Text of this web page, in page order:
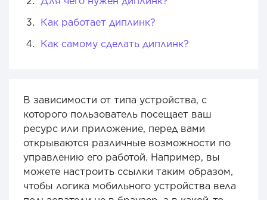
Как работает диплинк?
Как самому сделать диплинк?
В зависимости от типа устройства, с
которого пользователь посещает ваш
ресурс или приложение, перед вами
открываются различные возможности по
управлению его работой. Например, вы
можете настроить ссылки таким образом,
чтобы логика мобильного устройства вела